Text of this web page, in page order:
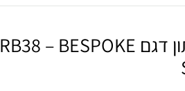
מקרר מקפיא תחתון דגם RB38 – BESPOKE